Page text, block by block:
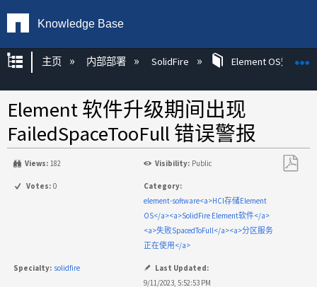
Knowledge Base
扩展/隐缩全局层次
主页 内部部署 SolidFire Element OS知识库
Element 软件升级期间出现
FailedSpaceTooFull 错误警报
Views: 182 Visibility: Public
Votes: 0
Category:
element-software<a>HCI存储Element
OS</a><a>SolidFire Element软件</a>
<a>失败SpacedToFull</a><a>分区服务
正在使用</a>
Specialty: solidfire
Last Updated:
9/11/2023, 5:52:53 PM